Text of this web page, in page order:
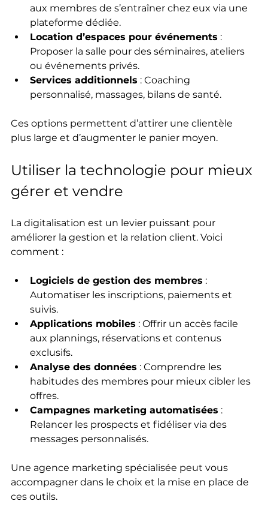
aux membres de s’entraîner chez eux via une
plateforme dédiée.
Location d’espaces pour événements :
Proposer la salle pour des séminaires, ateliers
ou événements privés.
Services additionnels : Coaching
personnalisé, massages, bilans de santé.
Ces options permettent d’attirer une clientèle
plus large et d’augmenter le panier moyen.
Utiliser la technologie pour mieux
gérer et vendre
La digitalisation est un levier puissant pour
améliorer la gestion et la relation client. Voici
comment :
Logiciels de gestion des membres :
Automatiser les inscriptions, paiements et
suivis.
Applications mobiles : Offrir un accès facile
aux plannings, réservations et contenus
exclusifs.
Analyse des données : Comprendre les
habitudes des membres pour mieux cibler les
offres.
Campagnes marketing automatisées :
Relancer les prospects et fidéliser via des
messages personnalisés.
Une agence marketing spécialisée peut vous
accompagner dans le choix et la mise en place de
ces outils.